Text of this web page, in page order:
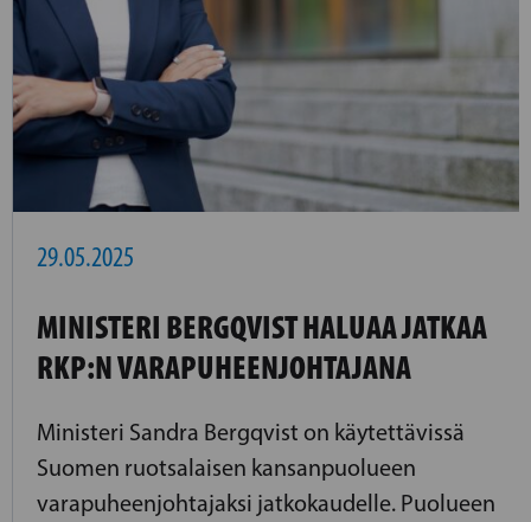
29.05.2025
MINISTERI BERGQVIST HALUAA JATKAA
RKP:N VARAPUHEENJOHTAJANA
Ministeri Sandra Bergqvist on käytettävissä
Suomen ruotsalaisen kansanpuolueen
varapuheenjohtajaksi jatkokaudelle. Puolueen